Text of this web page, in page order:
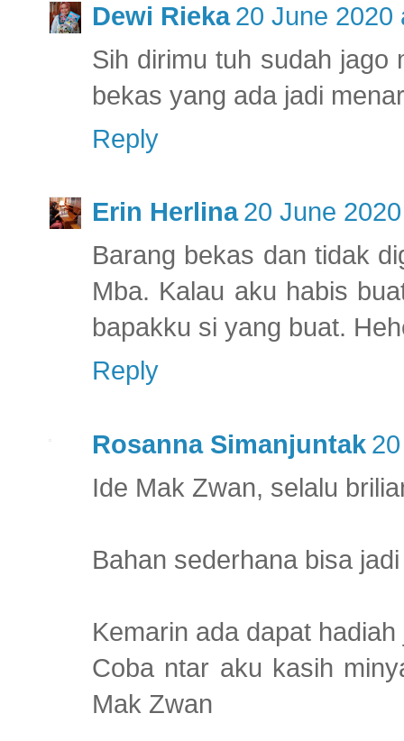
Dewi Rieka 20 June 2020
Sih dirimu tuh sudah jago
bekas yang ada jadi
Reply
Erin Herlina 20 June
Barang bekas dan tidak
Mba. Kalau aku habis
bapakku si yang buat.
Reply
Rosanna Simanjuntak
Ide Mak Zwan, selalu
Bahan sederhana bisa
Kemarin ada dapat
Coba ntar aku kasih
Mak Zwan